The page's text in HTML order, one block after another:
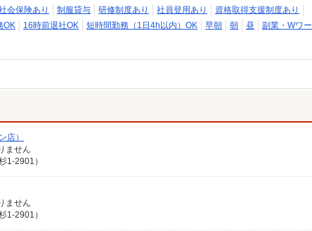
会保険あり 制服貸与 研修制度あり 社員登用あり
資格取得支援制度あり
OK 16時前退社OK 短時間勤務（1日4h以内）OK 早朝 朝 昼
副業・Wワ
店）
ません
1-2901）
ません
1-2901）